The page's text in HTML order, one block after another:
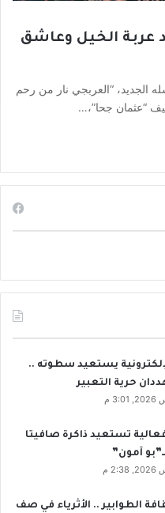
عربة الخيل وعاشق
الجديد، “العربجي نار من رحم
“عثمان جحا”،…
يستعيد سطوته ..
حرية التعبير
تستعيد ذاكرة صافيتا
آمون”
الطوابير .. الأثرياء في صف